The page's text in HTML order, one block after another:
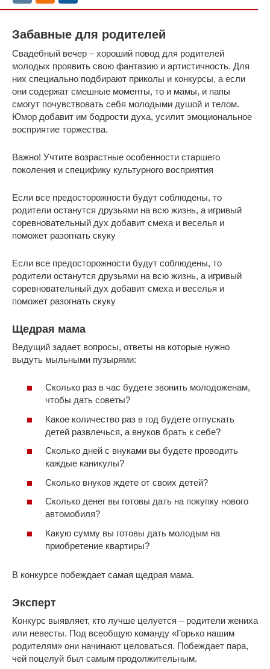
Забавные для родителей
Свадебный вечер – хороший повод для родителей
молодых проявить свою фантазию и артистичность. Для
них специально подбирают приколы и конкурсы, а если
они содержат смешные моменты, то и мамы, и папы
смогут почувствовать себя молодыми душой и телом.
Юмор добавит им бодрости духа, усилит эмоциональное
восприятие торжества.
Важно! Учтите возрастные особенности старшего
поколения и специфику культурного восприятия
Если все предосторожности будут соблюдены, то
родители останутся друзьями на всю жизнь, а игривый
соревновательный дух добавит смеха и веселья и
поможет разогнать скуку
Если все предосторожности будут соблюдены, то
родители останутся друзьями на всю жизнь, а игривый
соревновательный дух добавит смеха и веселья и
поможет разогнать скуку
Щедрая мама
Ведущий задает вопросы, ответы на которые нужно
выдуть мыльными пузырями:
Сколько раз в час будете звонить молодоженам,
чтобы дать советы?
Какое количество раз в год будете отпускать
детей развлечься, а внуков брать к себе?
Сколько дней с внуками вы будете проводить
каждые каникулы?
Сколько внуков ждете от своих детей?
Сколько денег вы готовы дать на покупку нового
автомобиля?
Какую сумму вы готовы дать молодым на
приобретение квартиры?
В конкурсе побеждает самая щедрая мама.
Эксперт
Конкурс выявляет, кто лучше целуется – родители жениха
или невесты. Под всеобщую команду «Горько нашим
родителям» они начинают целоваться. Побеждает пара,
чей поцелуй был самым продолжительным.